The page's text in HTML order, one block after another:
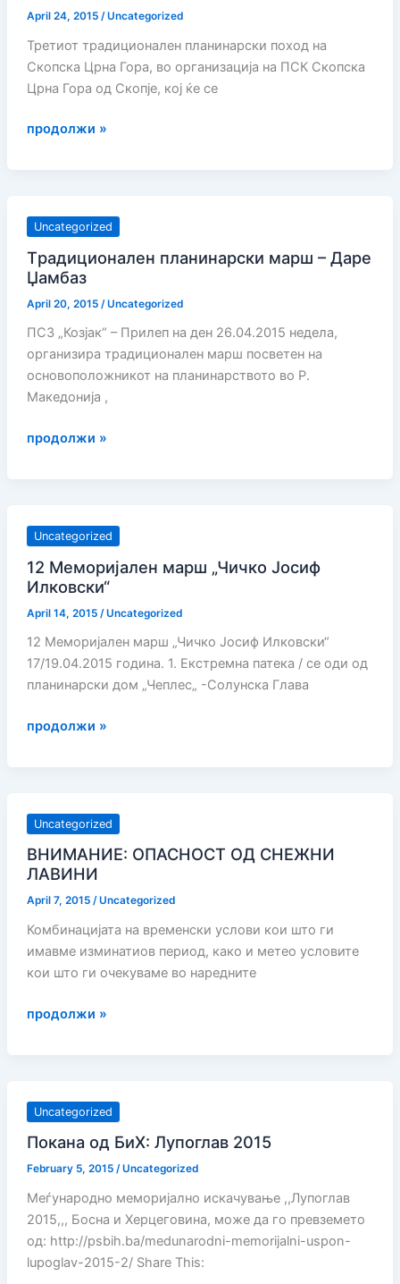
April 24, 2015 /Uncategorized
Третиот традиционален планинарски поход на
Скопска Црна Гора, во организација на ПСК Скопска
Црна Гора од Скопје, кој ќе се
Скопска
продолжи »
Uncategorized
Tрадиционален планинарски марш – Даре
Џамбаз
April 20, 2015 /Uncategorized
ПСЗ „Козјак“ – Прилеп на ден 26.04.2015 недела,
организира традиционален марш посветен на
основоположникот на планинарството во Р.
Македонија ,
Tрадиционален
Даре
Џамбаз
продолжи »
Uncategorized
12 Меморијален марш „Чичко Јосиф
Илковски“
April 14, 2015 /Uncategorized
12 Меморијален марш „Чичко Јосиф Илковски“
17/19.04.2015 година. 1. Екстремна патека / се оди од
планинарски дом „Чеплес„ -Солунска Глава
12
Јосиф
Илковски“
продолжи »
Uncategorized
ВНИМАНИЕ: ОПАСНОСТ ОД СНЕЖНИ
ЛАВИНИ
April 7, 2015 /Uncategorized
Комбинацијата на временски услови кои што ги
имавме изминатиов период, како и метео условите
кои што ги очекуваме во наредните
ВНИМАНИЕ:
ЛАВИНИ
продолжи »
Uncategorized
Покана од БиХ: Лупоглав 2015
February 5, 2015 /Uncategorized
Меѓународно меморијално искачување ,,Лупоглав
2015,,, Босна и Херцеговина, може да го превземето
од: http://psbih.ba/medunarodni-memorijalni-uspon-
lupoglav-2015-2/ Share This: